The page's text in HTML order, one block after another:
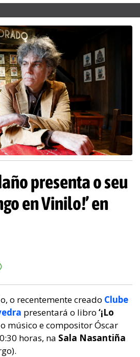
presenta o seu
en Vinilo!’ en
o recentemente creado Clube
presentará o libro ‘¡Lo
músico e compositorÓscar
horas, na Sala Nasantiña